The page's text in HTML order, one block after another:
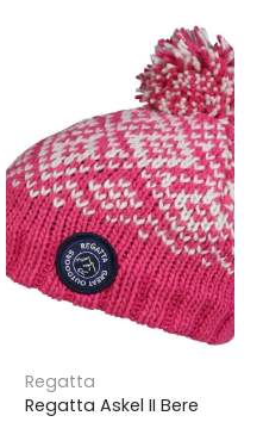
Regatta
Regatta Askel II Bere